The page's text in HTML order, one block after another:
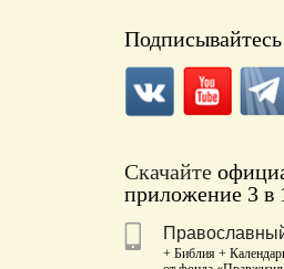
Скачайте
приложение 3 в
+ Библия +